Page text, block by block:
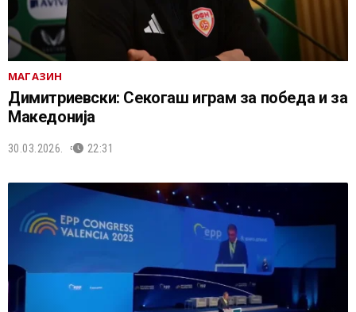
МАГАЗИН
Димитриевски: Секогаш играм за победа и за
Македонија
30.03.2026. 22:31